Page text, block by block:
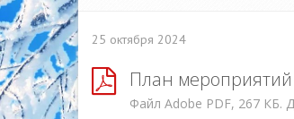
25 октября 2024
План
Файл Adobe PDF, 267 КБ.